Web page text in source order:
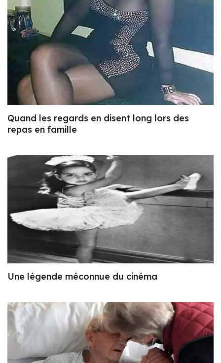
Quand les regards en disent long lors des
repas en famille
Une légende méconnue du cinéma